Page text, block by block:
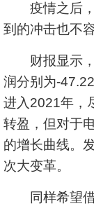
疫情之后，
到的冲击也不
财报显示，
润分别为-
进入2021年，
转盈，但对于
的增长曲线。
次大变革。
同样希望借